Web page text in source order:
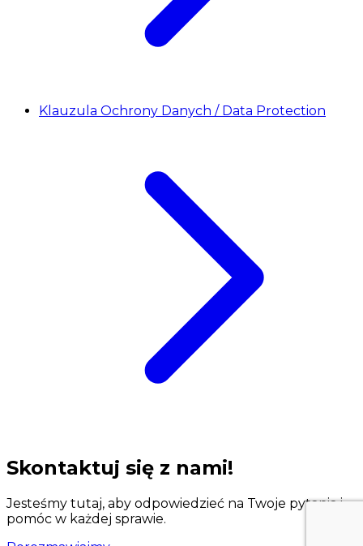
Klauzula Ochrony Danych / Data Protection
Skontaktuj się z nami!
Jesteśmy tutaj, aby odpowiedzieć na Twoje pytania i
pomóc w każdej sprawie.